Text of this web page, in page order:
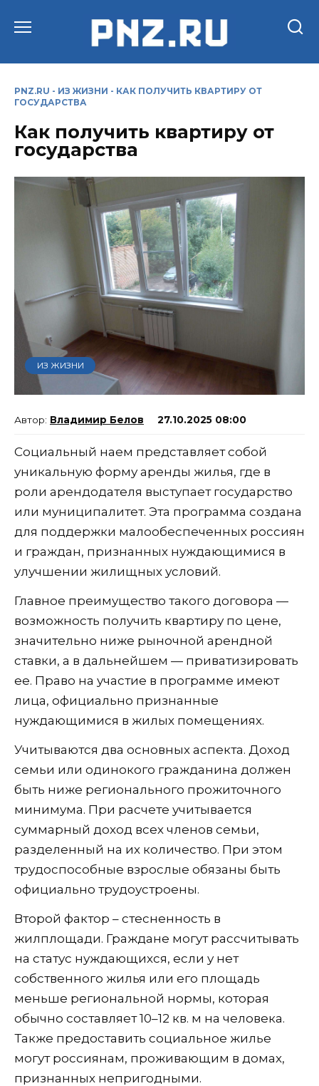
PNZ.RU - ИЗ ЖИЗНИ - КАК ПОЛУЧИТЬ КВАРТИРУ ОТ
ГОСУДАРСТВА
Как получить квартиру от
государства
ИЗ ЖИЗНИ
Владимир Белов 27.10.2025 08:00
Социальный наем представляет собой
уникальную форму аренды жилья, где в
роли арендодателя выступает государство
или муниципалитет. Эта программа создана
для поддержки малообеспеченных россиян
и граждан, признанных нуждающимися в
улучшении жилищных условий.
Главное преимущество такого договора —
возможность получить квартиру по цене,
значительно ниже рыночной арендной
ставки, а в дальнейшем — приватизировать
ее. Право на участие в программе имеют
лица, официально признанные
нуждающимися в жилых помещениях.
Учитываются два основных аспекта. Доход
семьи или одинокого гражданина должен
быть ниже регионального прожиточного
минимума. При расчете учитывается
суммарный доход всех членов семьи,
разделенный на их количество. При этом
трудоспособные взрослые обязаны быть
официально трудоустроены.
Второй фактор – стесненность в
жилплощади. Граждане могут рассчитывать
на статус нуждающихся, если у нет
собственного жилья или его площадь
меньше региональной нормы, которая
обычно составляет 10–12 кв. м на человека.
Также предоставить социальное жилье
могут россиянам, проживающим в домах,
признанных непригодными.